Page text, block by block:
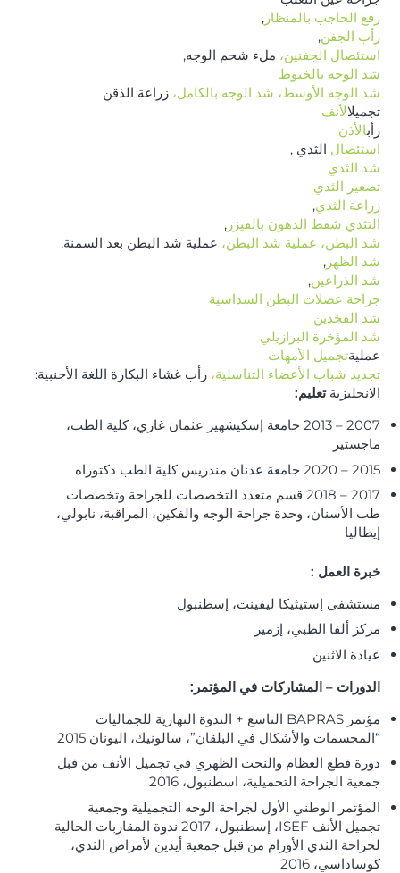
رفع الحاجب بالمنظار,
رأب الجفن,
استئصال الجفنين، ملء شحم الوجه,
شد الوجه بالخيوط
شد الوجه الأوسط، شد الوجه بالكامل،زراعة الذقن
تجميلالأنف
رأبالأذن
استئصال الثدي ,
شد الثدي
تصغير الثدي
زراعة الثدي,
التثدي شفط الدهون بالفيزر,
شد البطن، عملية شد البطن، عملية شد البطن بعد السمنة,
شد الظهر,
شد الذراعين,
جراحة عضلات البطن السداسية
شد الفخذين
شد المؤخرة البرازيلي
عمليةتجميل الأمهات
تجديد شباب الأعضاء التناسلية، رأب غشاء البكارة اللغة الأجنبية:
الانجليزيةتعليم:
2007 – 2013 جامعة إسكيشهير عثمان غازي، كلية الطب،
ماجستير
2015 – 2020 جامعة عدنان مندريس كلية الطب دكتوراه
2017 – 2018 قسم متعدد التخصصات للجراحة وتخصصات
طب الأسنان، وحدة جراحة الوجه والفكين، المراقبة، نابولي،
إيطاليا
خبرة العمل :
مستشفى إستيثيكا ليفينت، إسطنبول
مركز ألفا الطبي، إزمير
عيادة الاثنين
الدورات – المشاركات في المؤتمر:
مؤتمر BAPRAS التاسع + الندوة النهارية للجماليات
“المجسمات والأشكال في البلقان”، سالونيك، اليونان 2015
دورة قطع العظام والنحت الظهري في تجميل الأنف من قبل
جمعية الجراحة التجميلية، اسطنبول، 2016
المؤتمر الوطني الأول لجراحة الوجه التجميلية وجمعية
تجميل الأنف ISEF، إسطنبول، 2017 ندوة المقاربات الحالية
لجراحة الثدي الأورام من قبل جمعية أيدين لأمراض الثدي،
كوساداسي، 2016